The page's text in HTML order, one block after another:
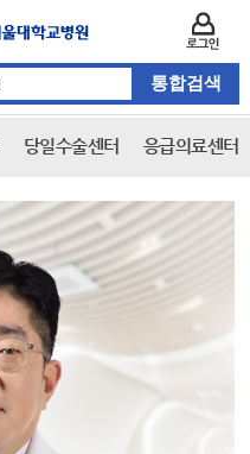
당일수술센터 응급의료센터